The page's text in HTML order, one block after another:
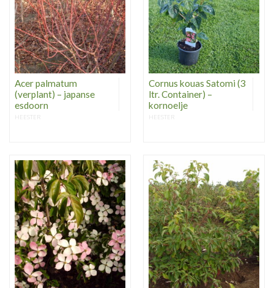
Acer palmatum
(verplant) – japanse
esdoorn
HEESTER
Cornus kouas Satomi (3
ltr. Container) –
kornoelje
HEESTER